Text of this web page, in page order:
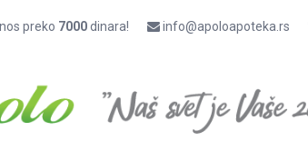
preko 7000dinara! info@apoloapoteka.rs